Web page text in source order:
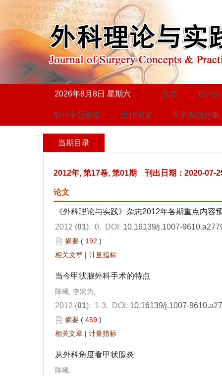
2026年8月8日 星期六 首页 期刊
期刊专题索引 过刊浏览 手术视频合集
当期目录
2012年, 第17卷, 第01期 刊出日期：2020-07-
论文
《外科理论与实践》杂志2012年各期重点内容
2012 (01): 0. DOI: 10.16139/j.1007-
摘要 ( 192 )
相关文章 | 计量指标
当今甲状腺外科手术的特点
陈曦, 李宏为,
2012 (01): 1-3. DOI: 10.16139/j.1007-
摘要 ( 459 )
相关文章 | 计量指标
从外科角度看甲状腺炎
陈曦,